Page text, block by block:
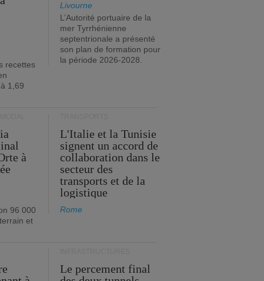
recettes
1,69
Livourne
L’Autorité portuaire de la
mer Tyrrhénienne
septentrionale a présenté
son plan de formation pour
la période 2026-2028.
à
96 000
et
L'Italie et la Tunisie
signent un accord de
collaboration dans le
secteur des
transports et de la
logistique
Rome
Le percement final